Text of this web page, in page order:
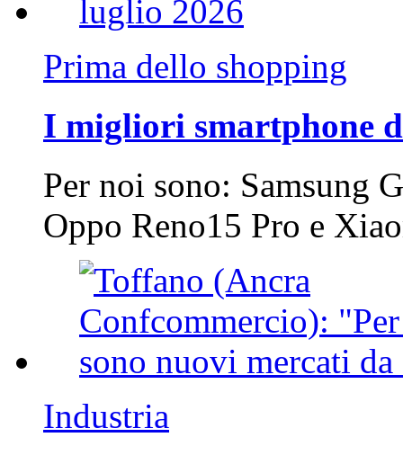
Prima dello shopping
I migliori smartphone
Per noi sono: Samsung
Oppo Reno15 Pro e
Industria